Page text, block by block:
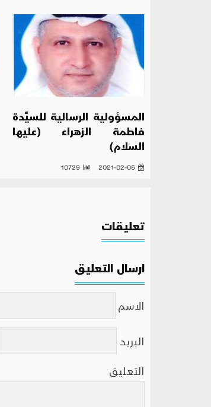
المسؤولية الرسالية للسيِّدة
فاطمة الزهراء (عليها
السلام)
2021-02-06
10729
تعليقات
ارسال التعليق
الاسم
البريد
التعليق